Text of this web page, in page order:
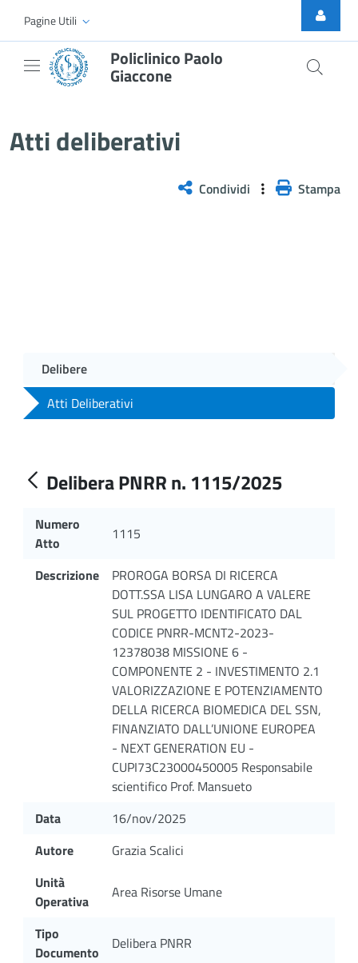
Skip to Main Content
Pagine Utili
Policlinico Paolo
Giaccone
Atti deliberativi
Condividi Stampa
Delibere
Atti Deliberativi
Delibera PNRR n. 1115/2025
Numero
Atto
1115
Descrizione
PROROGA BORSA DI RICERCA
DOTT.SSA LISA LUNGARO A VALERE
SUL PROGETTO IDENTIFICATO DAL
CODICE PNRR-MCNT2-2023-
12378038 MISSIONE 6 -
COMPONENTE 2 - INVESTIMENTO 2.1
VALORIZZAZIONE E POTENZIAMENTO
DELLA RICERCA BIOMEDICA DEL SSN,
FINANZIATO DALL’UNIONE EUROPEA
- NEXT GENERATION EU -
CUPI73C23000450005 Responsabile
scientifico Prof. Mansueto
Data
16/nov/2025
Autore
Grazia Scalici
Unità
Operativa
Area Risorse Umane
Tipo
Documento
Delibera PNRR